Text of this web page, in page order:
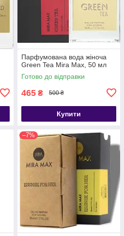
Парфумована вода жіноча
Green Tea Mira Max, 50 мл
Готово до відправки
465 ₴ 500 ₴
Купити
–7%